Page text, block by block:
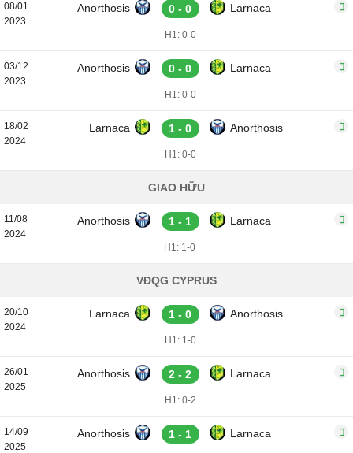
08/01
2023
Anorthosis 0 - 0 Larnaca
H1: 0-0
03/12
2023
Anorthosis 0 - 0 Larnaca
H1: 0-0
18/02
2024
Larnaca 1 - 0 Anorthosis
H1: 0-0
GIAO HỮU
11/08
2024
Anorthosis 1 - 1 Larnaca
H1: 1-0
VĐQG CYPRUS
20/10
2024
Larnaca 1 - 0 Anorthosis
H1: 1-0
26/01
2025
Anorthosis 2 - 2 Larnaca
H1: 0-2
14/09
2025
Anorthosis 1 - 1 Larnaca